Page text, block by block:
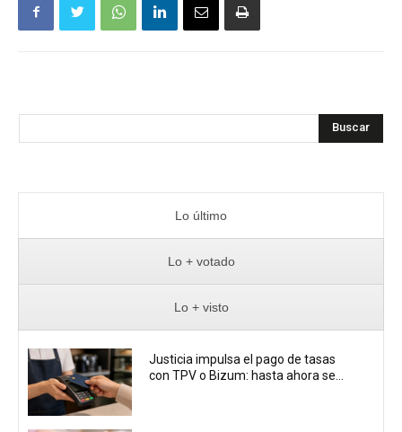
Buscar
Lo último
Lo + votado
Lo + visto
Justicia impulsa el pago de tasas
con TPV o Bizum: hasta ahora se...